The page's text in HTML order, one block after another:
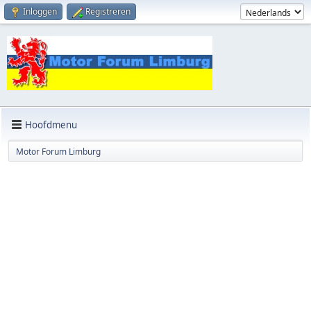
Inloggen Registreren
Hoofdmenu
Motor Forum Limburg